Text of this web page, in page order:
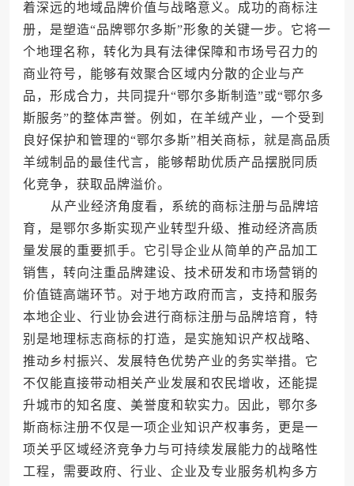
着深远的地域品牌价值与战略意义。成功的商标注
册，是塑造“品牌鄂尔多斯”形象的关键一步。它将一
个地理名称，转化为具有法律保障和市场号召力的
商业符号，能够有效聚合区域内分散的企业与产
品，形成合力，共同提升“鄂尔多斯制造”或“鄂尔多
斯服务”的整体声誉。例如，在羊绒产业，一个受到
良好保护和管理的“鄂尔多斯”相关商标，就是高品质
羊绒制品的最佳代言，能够帮助优质产品摆脱同质
化竞争，获取品牌溢价。
从产业经济角度看，系统的商标注册与品牌培
育，是鄂尔多斯实现产业转型升级、推动经济高质
量发展的重要抓手。它引导企业从简单的产品加工
销售，转向注重品牌建设、技术研发和市场营销的
价值链高端环节。对于地方政府而言，支持和服务
本地企业、行业协会进行商标注册与品牌培育，特
别是地理标志商标的打造，是实施知识产权战略、
推动乡村振兴、发展特色优势产业的务实举措。它
不仅能直接带动相关产业发展和农民增收，还能提
升城市的知名度、美誉度和软实力。因此，鄂尔多
斯商标注册不仅是一项企业知识产权事务，更是一
项关乎区域经济竞争力与可持续发展能力的战略性
工程，需要政府、行业、企业及专业服务机构多方